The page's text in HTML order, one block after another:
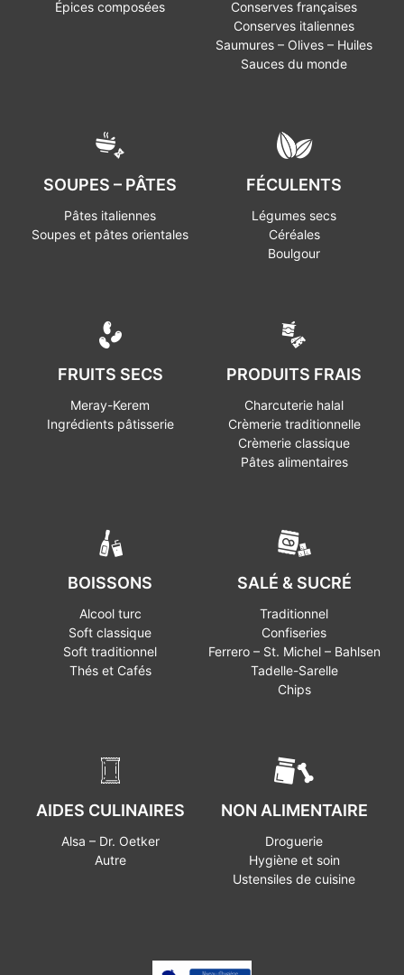
Épices composées
Conserves françaises
Conserves italiennes
Saumures – Olives – Huiles
Sauces du monde
SOUPES – PÂTES
Pâtes italiennes
Soupes et pâtes orientales
FÉCULENTS
Légumes secs
Céréales
Boulgour
FRUITS SECS
Meray-Kerem
Ingrédients pâtisserie
PRODUITS FRAIS
Charcuterie halal
Crèmerie traditionnelle
Crèmerie classique
Pâtes alimentaires
BOISSONS
Alcool turc
Soft classique
Soft traditionnel
Thés et Cafés
SALÉ & SUCRÉ
Traditionnel
Confiseries
Ferrero – St. Michel – Bahlsen
Tadelle-Sarelle
Chips
AIDES CULINAIRES
Alsa – Dr. Oetker
Autre
NON ALIMENTAIRE
Droguerie
Hygiène et soin
Ustensiles de cuisine